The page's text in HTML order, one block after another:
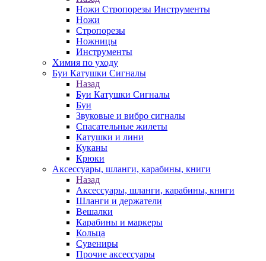
Ножи Стропорезы Инструменты
Ножи
Стропорезы
Ножницы
Инструменты
Химия по уходу
Буи Катушки Сигналы
Назад
Буи Катушки Сигналы
Буи
Звуковые и вибро сигналы
Спасательные жилеты
Катушки и лини
Куканы
Крюки
Аксессуары, шланги, карабины, книги
Назад
Аксессуары, шланги, карабины, книги
Шланги и держатели
Вешалки
Карабины и маркеры
Кольца
Сувениры
Прочие аксессуары